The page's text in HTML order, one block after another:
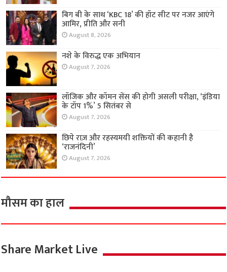
बिग बी के साथ ‘KBC 18’ की हॉट सीट पर नजर आएंगे
आमिर, प्रीति और सनी
August 8, 2026
नशे के विरुद्ध एक अभियान
August 7, 2026
लॉजिक और कॉमन सेंस की होगी असली परीक्षा, ‘इंडिया
के टॉप 1%’ 5 सितंबर से
August 7, 2026
छिपे राज़ और रहस्यमयी शक्तियों की कहानी है
‘राजनंदिनी’
August 7, 2026
मौसम का हाल
Share Market Live